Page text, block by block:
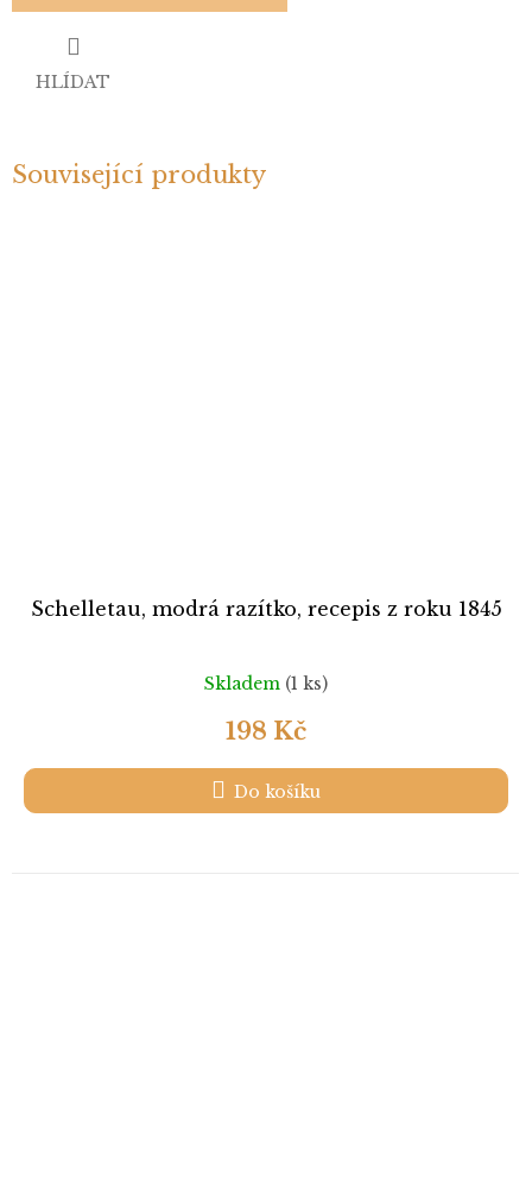
HLÍDAT
Související produkty
Schelletau, modrá razítko, recepis z roku 1845
Skladem (1 ks)
198 Kč
Do košíku